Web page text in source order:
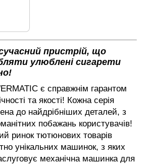
пристрій, що
улюблені сигарети
є справжнім гарантом
та якості! Кожна серія
до найдрібніших деталей, з
побажань користувачів!
ринок тютюнових товарів
унікальних машинок, з яких
механічна машинка для